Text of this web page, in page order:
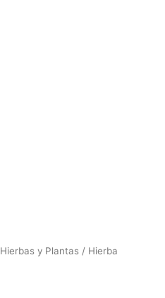
Hierbas y Plantas / Hierba